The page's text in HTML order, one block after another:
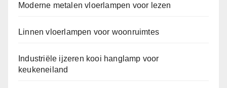
Moderne metalen vloerlampen voor lezen
Linnen vloerlampen voor woonruimtes
Industriële ijzeren kooi hanglamp voor
keukeneiland